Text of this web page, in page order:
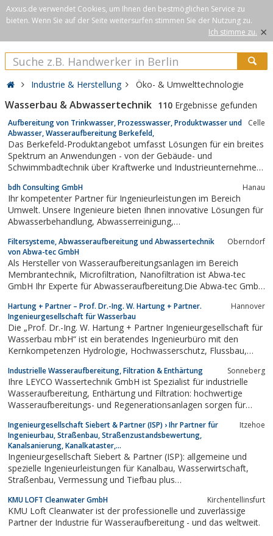
Axxus.de verwendet Cookies, um Ihnen den bestmöglichen Service zu
bieten. Wenn Sie auf der Seite weitersurfen stimmen Sie der Nutzung zu.
Ich stimme zu. ×
Industrie & Herstellung Öko- & Umwelttechnologie
Wasserbau & Abwassertechnik 110 Ergebnisse gefunden
Aufbereitung von Trinkwasser, Prozesswasser, Produktwasser und
Abwasser, Wasseraufbereitung Berkefeld,
Celle
Das Berkefeld-Produktangebot umfasst Lösungen für ein breites
Spektrum an Anwendungen - von der Gebäude- und
Schwimmbadtechnik über Kraftwerke und Industrieunternehmen
internationalen Hilfsorganisationen.
bdh Consulting GmbH Hanau
Ihr kompetenter Partner für Ingenieurleistungen im Bereich
Umwelt. Unsere Ingenieure bieten Ihnen innovative Lösungen für
Abwasserbehandlung, Abwasserreinigung,
Filtersysteme, Abwasseraufbereitung und Abwassertechnik
von Abwa-tec GmbH
Oberndorf
Als Hersteller von Wasseraufbereitungsanlagen im Bereich
Membrantechnik, Microfiltration, Nanofiltration ist Abwa-tec
GmbH Ihr Experte für Abwasseraufbereitung.Die Abwa-tec GmbH
Kreislaufführung von industriellen Prozesswässern. Mehr dazu
finden Sie hier.
Hartung + Partner – Prof. Dr.-Ing. W. Hartung + Partner.
Ingenieurgesellschaft für Wasserbau
Hannover
Die „Prof. Dr.-Ing. W. Hartung + Partner Ingenieurgesellschaft für
Wasserbau mbH“ ist ein beratendes Ingenieurbüro mit den
Kernkompetenzen Hydrologie, Hoch­wasserschutz, Flussbau,
Industrielle Wasseraufbereitung, Filtration & Enthärtung Sonneberg
Ihre LEYCO Wassertechnik GmbH ist Spezialist für industrielle
Wasseraufbereitung, Enthärtung und Filtration: hochwertige
Wasseraufbereitungs- und Regenerationsanlagen sorgen für
Wasseraufbereitungssysteme kommen in der Industrie, Labor-
und Haustechnik zur Anwendung.
Ingenieurgesellschaft Siebert & Partner (ISP) › Ihr Partner für
Ingenieurbau, Straßenbau, Straßenzustandsbewertung,
Kanalsanierung, Kanalkataster,...
Itzehoe
Ingenieurgesellschaft Siebert & Partner (ISP): allgemeine und
spezielle Ingenieurleistungen für Kanalbau, Wasserwirtschaft,
Straßenbau, Vermessung und Tiefbau plus
KMU LOFT Cleanwater GmbH Kirchentellinsfurt
KMU Loft Cleanwater ist der professionelle und zuverlässige
Partner der Industrie für Wasseraufbereitung - und das weltweit.